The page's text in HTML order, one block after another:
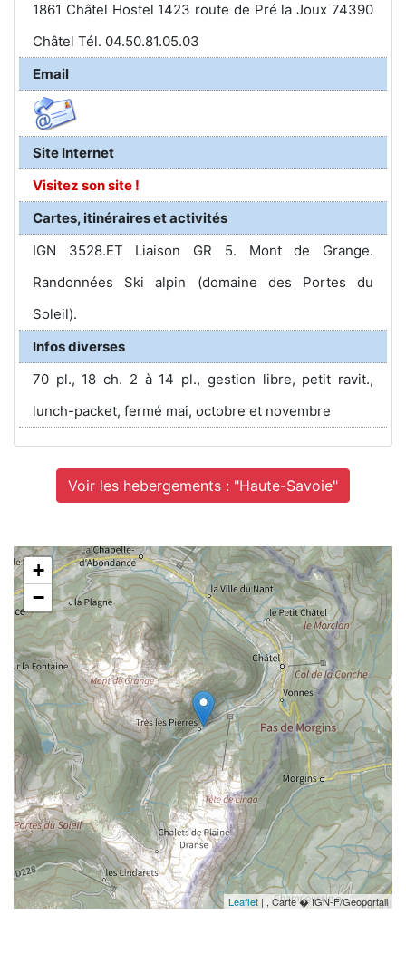
1861 Châtel Hostel 1423 route de Pré la Joux 74390
Châtel Tél. 04.50.81.05.03
Email
Site Internet
Visitez son site !
Cartes, itinéraires et activités
IGN 3528.ET Liaison GR 5. Mont de Grange.
Randonnées Ski alpin (domaine des Portes du
Soleil).
Infos diverses
70 pl., 18 ch. 2 à 14 pl., gestion libre, petit ravit.,
lunch-packet, fermé mai, octobre et novembre
Voir les hebergements : "Haute-Savoie"
+
−
Leaflet | , Carte � IGN-F/Geoportail